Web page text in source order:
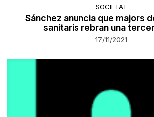
SOCIETAT
Sánchez anuncia que majors
sanitaris rebran una
17/11/2021